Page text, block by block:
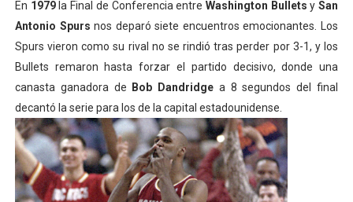
En 1979la Final de Conferencia entre Washington Bullets ySan
Antonio Spurs nos deparó siete encuentros emocionantes. Los
Spurs vieron como su rival no se rindió tras perder por 3-1, y los
Bullets remaron hasta forzar el partido decisivo, donde una
canasta ganadora de Bob Dandridge a 8 segundos del final
decantó la serie para los de la capital estadounidense.